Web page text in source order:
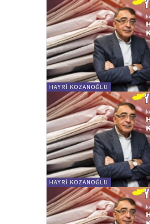
HAYRI KOZANOĞLU
HAYRI KOZANOĞLU